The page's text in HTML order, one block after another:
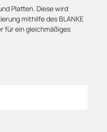
Platten. Diese wird
mithilfe des BLANKE
für ein gleichmäßiges